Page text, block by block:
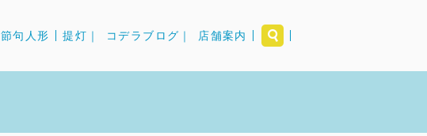
節句人形 提灯｜ コデラブログ｜ 店舗案内